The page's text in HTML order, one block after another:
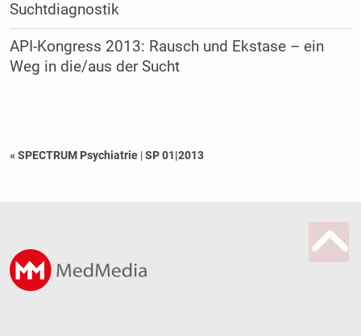
Suchtdiagnostik
API-Kongress 2013: Rausch und Ekstase – ein
Weg in die/aus der Sucht
« SPECTRUM Psychiatrie |SP 01|2013